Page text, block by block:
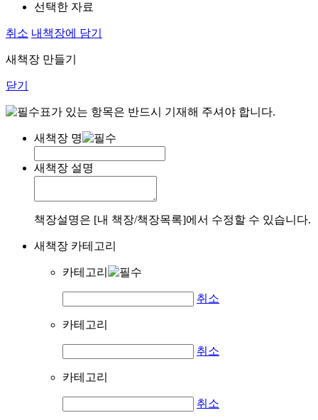
선택한 자료
취소 내책장에 담기
새책장 만들기
닫기
표가 있는 항목은 반드시 기재해 주셔야 합니다.
새책장 명
새책장 설명
책장설명은 [내 책장/책장목록]에서 수정할 수 있습니다.
새책장 카테고리
카테고리
취소
카테고리
취소
카테고리
취소